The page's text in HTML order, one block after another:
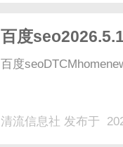
百度
百度
清流信息社 发布于